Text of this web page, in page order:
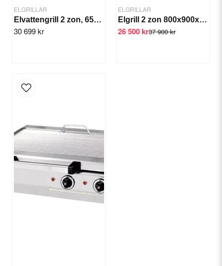
ELGRILLAR
Elvattengrill 2 zon, 65x70x30 cm
30 699 kr
ELGRILLAR
Elgrill 2 zon 800x900x850 mm
37 900 kr
26 500 kr